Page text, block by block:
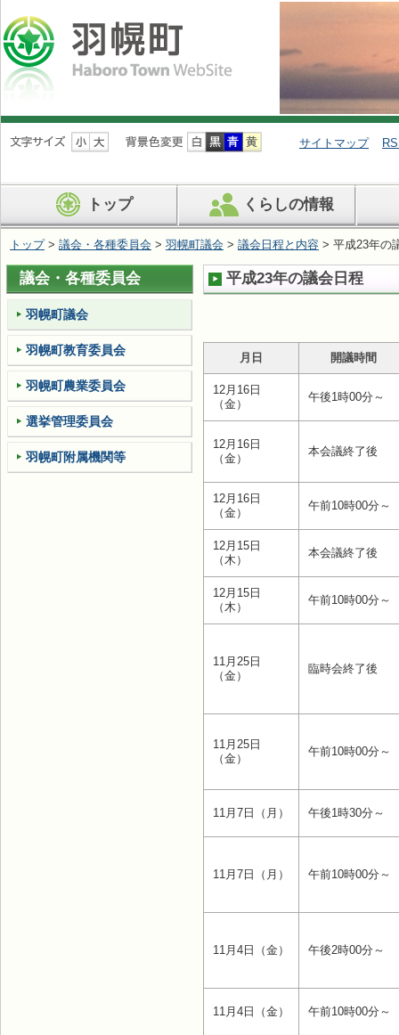
ナ
ビ
ン
を
ば
す
サイトマップ
トップ くらしの情報
トップ> 議会・各種委員会 > 羽幌町議会 > 議会日程と内容 > 平成23年の
平成23年の議会日程
月日 開議時間
12月16日
（金）
午後1時00分～
12月16日
（金）
本会議終了後
12月16日
（金）
午前10時00分～
12月15日
（木）
本会議終了後
12月15日
（木）
午前10時00分～
11月25日
（金）
臨時会終了後
11月25日
（金）
午前10時00分～
11月7日（月） 午後1時30分～
11月7日（月） 午前10時00分～
11月4日（金） 午後2時00分～
11月4日（金） 午前10時00分～
議会・各種委員会
羽幌町議会
羽幌町教育委員会
羽幌町農業委員会
選挙管理委員会
羽幌町附属機関等